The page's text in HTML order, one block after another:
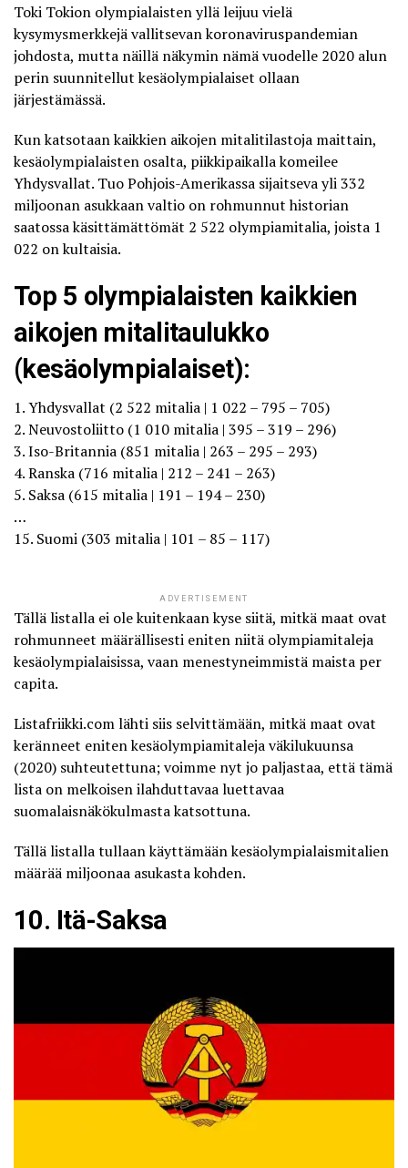
Toki Tokion olympialaisten yllä leijuu vielä
kysymysmerkkejä vallitsevan koronaviruspandemian
johdosta, mutta näillä näkymin nämä vuodelle 2020 alun
perin suunnitellut kesäolympialaiset ollaan
järjestämässä.
Kun katsotaan kaikkien aikojen mitalitilastoja maittain,
kesäolympialaisten osalta, piikkipaikalla komeilee
Yhdysvallat. Tuo Pohjois-Amerikassa sijaitseva yli 332
miljoonan asukkaan valtio on rohmunnut historian
saatossa käsittämättömät 2 522 olympiamitalia, joista 1
022 on kultaisia.
Top 5 olympialaisten kaikkien
aikojen mitalitaulukko
(kesäolympialaiset):
1. Yhdysvallat (2 522 mitalia | 1 022 – 795 – 705)
2. Neuvostoliitto (1 010 mitalia | 395 – 319 – 296)
3. Iso-Britannia (851 mitalia | 263 – 295 – 293)
4. Ranska (716 mitalia | 212 – 241 – 263)
5. Saksa (615 mitalia | 191 – 194 – 230)
…
15. Suomi (303 mitalia | 101 – 85 – 117)
ADVERTISEMENT
Tällä listalla ei ole kuitenkaan kyse siitä, mitkä maat ovat
rohmunneet määrällisesti eniten niitä olympiamitaleja
kesäolympialaisissa, vaan menestyneimmistä maista per
capita.
Listafriikki.comlähti siis selvittämään, mitkä maat ovat
keränneet eniten kesäolympiamitaleja väkilukuunsa
(2020) suhteutettuna; voimme nyt jo paljastaa, että tämä
lista on melkoisen ilahduttavaa luettavaa
suomalaisnäkökulmasta katsottuna.
Tällä listalla tullaan käyttämään kesäolympialaismitalien
määrää miljoonaa asukasta kohden.
10. Itä-Saksa